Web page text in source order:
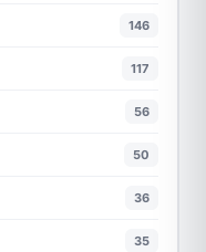
146
117
56
50
36
35